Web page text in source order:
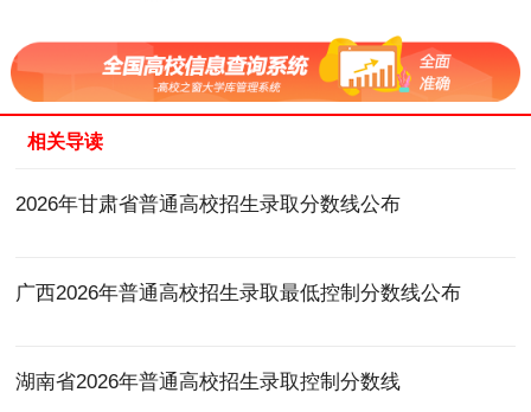
相关导读
2026年甘肃省普通高校招生录取分数线公布
广西2026年普通高校招生录取最低控制分数线公布
湖南省2026年普通高校招生录取控制分数线